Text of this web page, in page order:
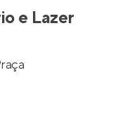
e Lazer